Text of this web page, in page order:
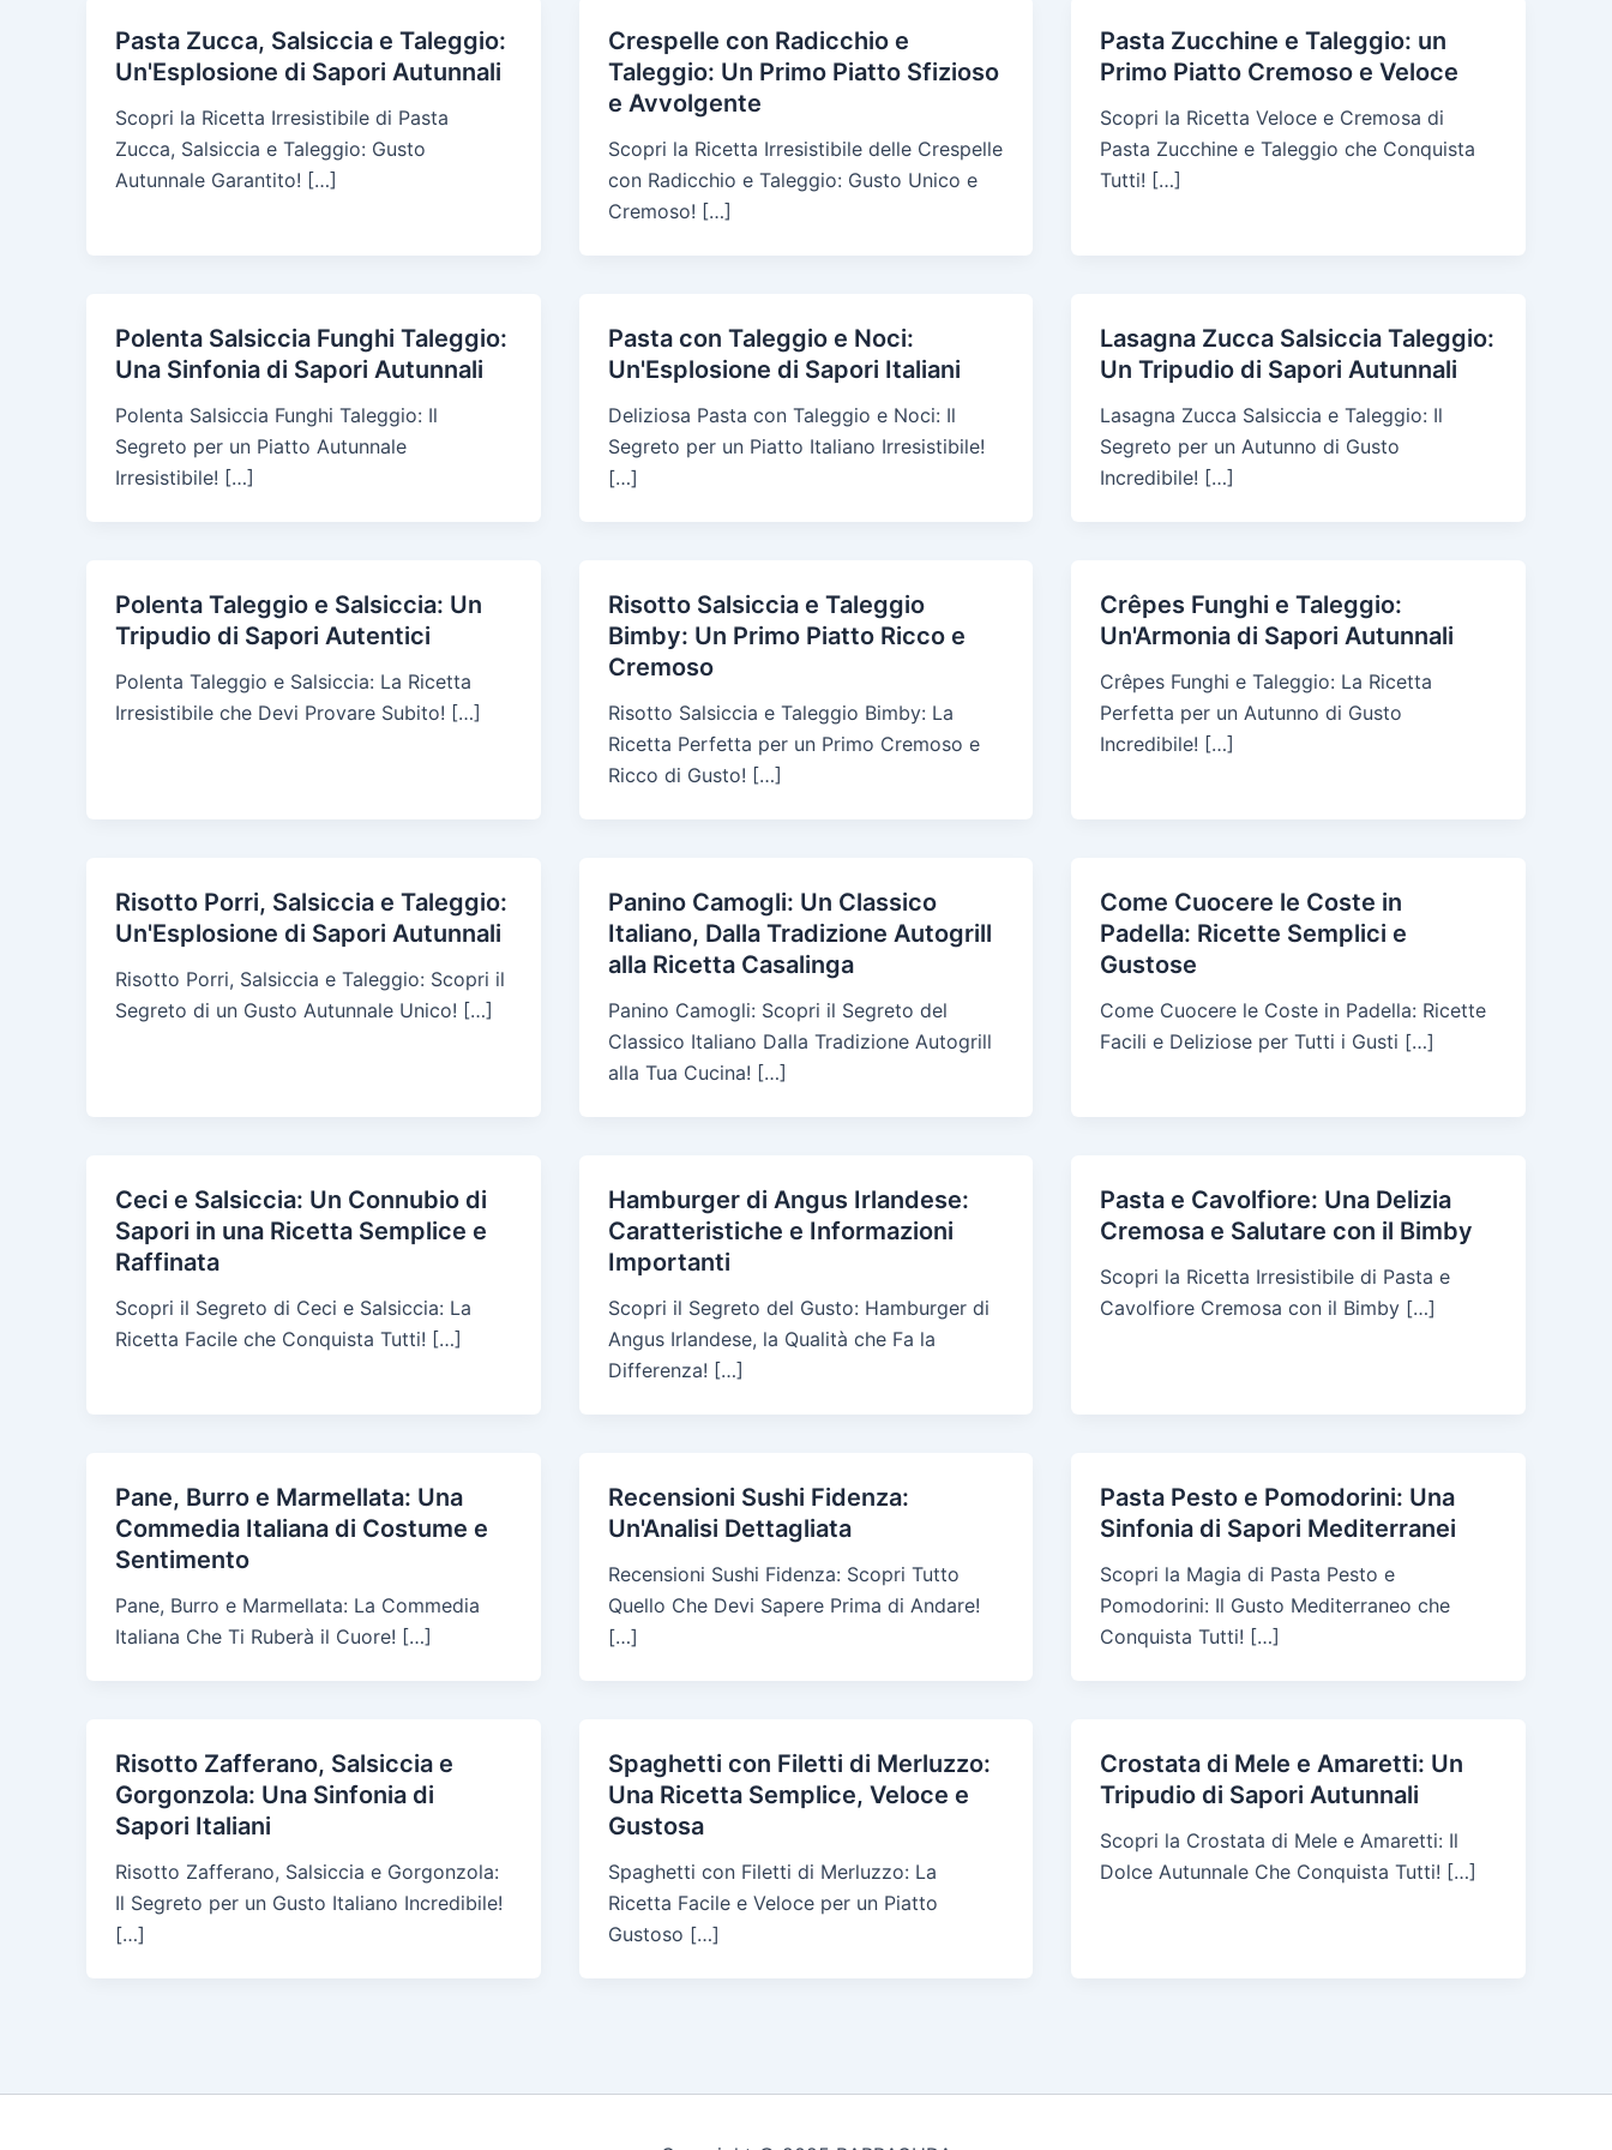
Pasta Zucca, Salsiccia e Taleggio:
Un'Esplosione di Sapori Autunnali
Scopri la Ricetta Irresistibile di Pasta
Zucca, Salsiccia e Taleggio: Gusto
Autunnale Garantito! […]
Crespelle con Radicchio e
Taleggio: Un Primo Piatto Sfizioso
e Avvolgente
Scopri la Ricetta Irresistibile delle Crespelle
con Radicchio e Taleggio: Gusto Unico e
Cremoso! […]
Pasta Zucchine e Taleggio: un
Primo Piatto Cremoso e Veloce
Scopri la Ricetta Veloce e Cremosa di
Pasta Zucchine e Taleggio che Conquista
Tutti! […]
Polenta Salsiccia Funghi Taleggio:
Una Sinfonia di Sapori Autunnali
Polenta Salsiccia Funghi Taleggio: Il
Segreto per un Piatto Autunnale
Irresistibile! […]
Pasta con Taleggio e Noci:
Un'Esplosione di Sapori Italiani
Deliziosa Pasta con Taleggio e Noci: Il
Segreto per un Piatto Italiano Irresistibile!
[…]
Lasagna Zucca Salsiccia Taleggio:
Un Tripudio di Sapori Autunnali
Lasagna Zucca Salsiccia e Taleggio: Il
Segreto per un Autunno di Gusto
Incredibile! […]
Polenta Taleggio e Salsiccia: Un
Tripudio di Sapori Autentici
Polenta Taleggio e Salsiccia: La Ricetta
Irresistibile che Devi Provare Subito! […]
Risotto Salsiccia e Taleggio
Bimby: Un Primo Piatto Ricco e
Cremoso
Risotto Salsiccia e Taleggio Bimby: La
Ricetta Perfetta per un Primo Cremoso e
Ricco di Gusto! […]
Crêpes Funghi e Taleggio:
Un'Armonia di Sapori Autunnali
Crêpes Funghi e Taleggio: La Ricetta
Perfetta per un Autunno di Gusto
Incredibile! […]
Risotto Porri, Salsiccia e Taleggio:
Un'Esplosione di Sapori Autunnali
Risotto Porri, Salsiccia e Taleggio: Scopri il
Segreto di un Gusto Autunnale Unico! […]
Panino Camogli: Un Classico
Italiano, Dalla Tradizione Autogrill
alla Ricetta Casalinga
Panino Camogli: Scopri il Segreto del
Classico Italiano Dalla Tradizione Autogrill
alla Tua Cucina! […]
Come Cuocere le Coste in
Padella: Ricette Semplici e
Gustose
Come Cuocere le Coste in Padella: Ricette
Facili e Deliziose per Tutti i Gusti […]
Ceci e Salsiccia: Un Connubio di
Sapori in una Ricetta Semplice e
Raffinata
Scopri il Segreto di Ceci e Salsiccia: La
Ricetta Facile che Conquista Tutti! […]
Hamburger di Angus Irlandese:
Caratteristiche e Informazioni
Importanti
Scopri il Segreto del Gusto: Hamburger di
Angus Irlandese, la Qualità che Fa la
Differenza! […]
Pasta e Cavolfiore: Una Delizia
Cremosa e Salutare con il Bimby
Scopri la Ricetta Irresistibile di Pasta e
Cavolfiore Cremosa con il Bimby […]
Pane, Burro e Marmellata: Una
Commedia Italiana di Costume e
Sentimento
Pane, Burro e Marmellata: La Commedia
Italiana Che Ti Ruberà il Cuore! […]
Recensioni Sushi Fidenza:
Un'Analisi Dettagliata
Recensioni Sushi Fidenza: Scopri Tutto
Quello Che Devi Sapere Prima di Andare!
[…]
Pasta Pesto e Pomodorini: Una
Sinfonia di Sapori Mediterranei
Scopri la Magia di Pasta Pesto e
Pomodorini: Il Gusto Mediterraneo che
Conquista Tutti! […]
Risotto Zafferano, Salsiccia e
Gorgonzola: Una Sinfonia di
Sapori Italiani
Risotto Zafferano, Salsiccia e Gorgonzola:
Il Segreto per un Gusto Italiano Incredibile!
[…]
Spaghetti con Filetti di Merluzzo:
Una Ricetta Semplice, Veloce e
Gustosa
Spaghetti con Filetti di Merluzzo: La
Ricetta Facile e Veloce per un Piatto
Gustoso […]
Crostata di Mele e Amaretti: Un
Tripudio di Sapori Autunnali
Scopri la Crostata di Mele e Amaretti: Il
Dolce Autunnale Che Conquista Tutti! […]